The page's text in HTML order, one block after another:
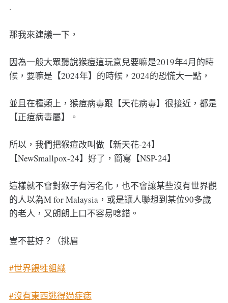
.
那我來建議一下，
因為一般大眾聽說猴痘這玩意兒要嘛是2019年4月的時
候，要嘛是【2024年】的時候，2024的恐慌大一點，
並且在種類上，猴痘病毒跟【天花病毒】很接近，都是
【正痘病毒屬】。
所以，我們把猴痘改叫做【新天花-24】
【NewSmallpox-24】好了，簡寫【NSP-24】
這樣就不會對猴子有污名化，也不會讓某些沒有世界觀
的人以為M for Malaysia，或是讓人聯想到某位90多歲
的老人，又朗朗上口不容易唸錯。
豈不甚好？（挑眉
#世界餵牲組織
#沒有東西逃得過症痣